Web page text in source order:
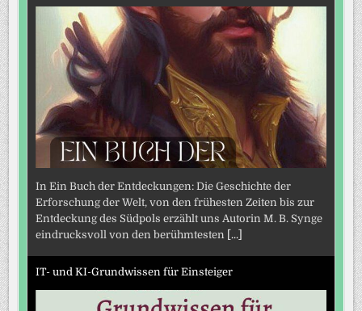
In Ein Buch der Entdeckungen: Die Geschichte der
Erforschung der Welt, von den frühesten Zeiten bis zur
Entdeckung des Südpols erzählt uns Autorin M. B. Synge
eindrucksvoll von den berühmtesten
[...]
IT- und KI-Grundwissen für Einsteiger